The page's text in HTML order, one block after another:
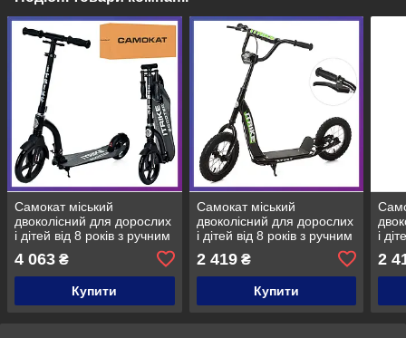
Самокат міський
двоколісний для дорослих
і дітей від 8 років з ручним
гальмом ITRIKE SR 2-035-
2 чорний
4 063 ₴
Купити
Самокат міський
двоколісний для дорослих
і дітей від 8 років з ручним
Чорний
2 419₴
Купити
і
2